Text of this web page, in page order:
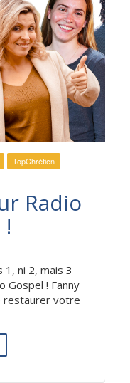
TopChrétien
Radio
1, ni 2, mais 3
Gospel ! Fanny
restaurer votre